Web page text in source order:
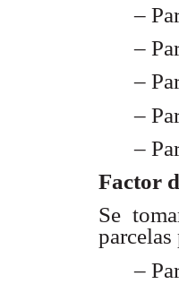
–
–
–
–
–
Factor
Se
–